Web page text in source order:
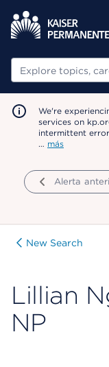
Buscar
We're
services on
intermittent
… más
Alerta
New Search
Lillian
NP